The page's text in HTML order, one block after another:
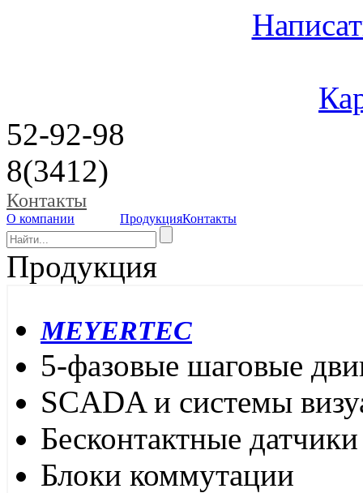
52-92-98
8(3412)
Контакты
О компании ПродукцияКонтакты
Продукция
MEYERTEC
5-фазовые шаговые
SCADA и системы
Бесконтактные датчики
Блоки коммутации